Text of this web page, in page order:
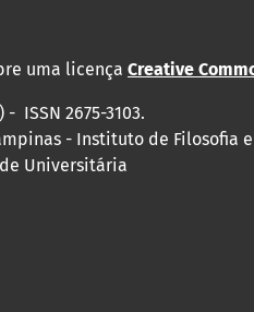
uma licença Creative
- ISSN 2675-3103.
- Instituto de Filosofia
Universitária